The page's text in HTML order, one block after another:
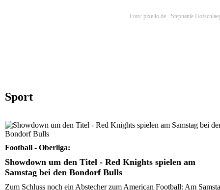
Foto: pixelio.de - Stephanie
Sport
Showdown um den Titel - Red Knights spielen am
bei den Bondorf Bulls
Football - Oberliga:
Showdown um den Titel - Red Knights spielen am
Samstag bei den Bondorf Bulls
Zum Schluss noch ein Abstecher zum American Football: Am